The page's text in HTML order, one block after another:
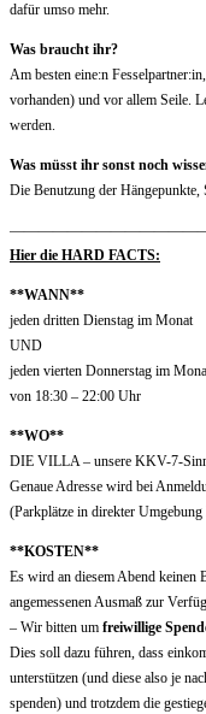
dafür umso mehr.
Was braucht ihr?
Am besten eine:n
vorhanden) und vor allem Seile.
werden.
Was müsst ihr sonst noch
Die Benutzung der Hängepunkte,
Hier die HARD FACTS:
**WANN**
jeden dritten Dienstag im Monat
UND
jeden vierten Donnerstag im
von 18:30 – 22:00 Uhr
**WO**
DIE VILLA – unsere KKV-7-
Genaue Adresse wird bei
(Parkplätze in direkter
**KOSTEN**
Es wird an diesem Abend keinen
angemessenen Ausmaß zur
– Wir bitten um freiwillige
Dies soll dazu führen, dass
unterstützen (und diese also je
spenden) und trotzdem die